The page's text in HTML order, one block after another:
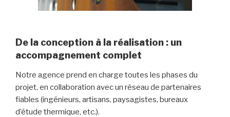
De la conception à la réalisation : un
accompagnement complet
Notre agence prend en charge toutes les phases du
projet, en collaboration avec un réseau de partenaires
fiables (ingénieurs, artisans, paysagistes, bureaux
d’étude thermique, etc.).